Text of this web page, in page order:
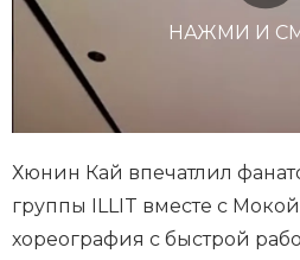
НАЖМИ И
Хюнин Кай впечатлил
группы ILLIT вместе с
хореография с быстрой